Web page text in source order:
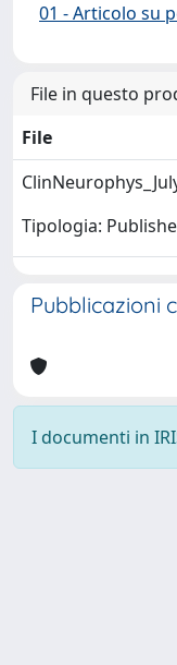
01 - Articolo su
File in questo
File
Tipologia:
Pubblicazioni
I documenti in